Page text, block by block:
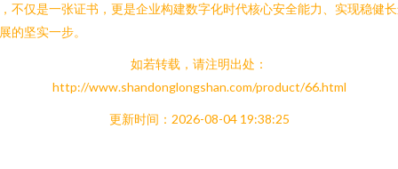
不仅是一张证书，更是企业构建数字化时代核心安全能力、实现稳健
的坚实一步。
如若转载，请注明出处：
http://www.shandonglongshan.com/product/66.html
更新时间：2026-08-04 19:38:25